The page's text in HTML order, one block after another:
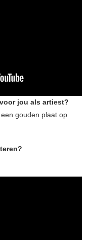
jou als artiest?
gouden plaat op